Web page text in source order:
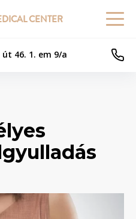
CENTER
46. 1. em 9/a